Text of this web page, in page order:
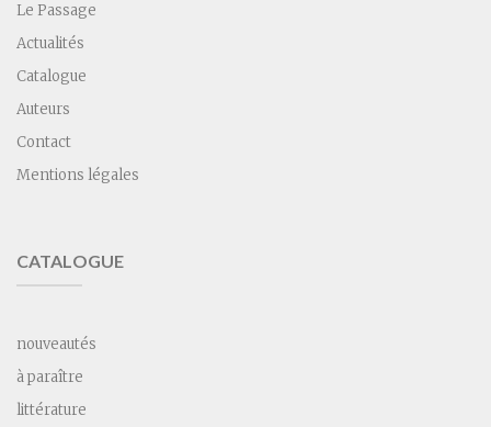
Le Passage
Actualités
Catalogue
Auteurs
Contact
Mentions légales
CATALOGUE
nouveautés
à paraître
littérature